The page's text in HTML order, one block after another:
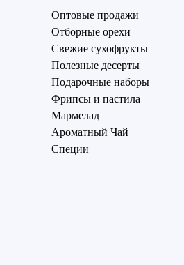
Оптовые продажи
Отборные орехи
Свежие сухофрукты
Полезные десерты
Подарочные наборы
Фрипсы и пастила
Мармелад
Ароматный Чай
Специи